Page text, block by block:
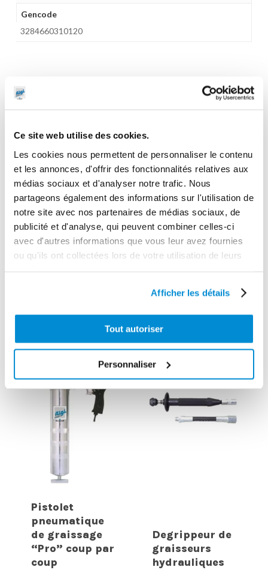
Ce site web utilise des cookies.
Les cookies nous permettent de personnaliser le contenu
et les annonces, d'offrir des fonctionnalités relatives aux
médias sociaux et d'analyser notre trafic. Nous
partageons également des informations sur l'utilisation de
notre site avec nos partenaires de médias sociaux, de
publicité et d'analyse, qui peuvent combiner celles-ci
avec d'autres informations que vous leur avez fournies
ou qu'ils ont collectées lors de votre utilisation de leurs
Afficher les détails
Tout autoriser
Personnaliser
Gencode
3284660310120
CES PRODUITS PEUVENT VOUS
graisseurs
Pistolet
pneumatique
de graissage
“Pro” coup par
coup
Degrippeur de
graisseurs
hydrauliques